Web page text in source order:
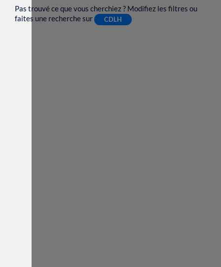
Pas trouvé ce que vous cherchiez ? Modifiez les filtres ou
faites une recherche sur
CDLH